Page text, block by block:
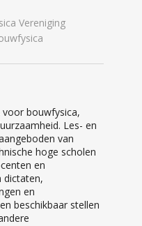
Vereniging
voor bouwfysica,
Les- en
van
hoge scholen
en
dictaten,
en
beschikbaar stellen